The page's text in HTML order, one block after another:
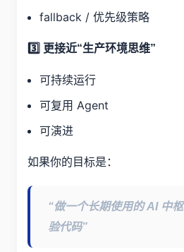
fallback / 优先级策略
3️⃣ 更接近“生产环境思维”
可持续运行
可复用 Agent
可演进
如果你的目标是：
“做一个长期使用的 AI 中
验代码”